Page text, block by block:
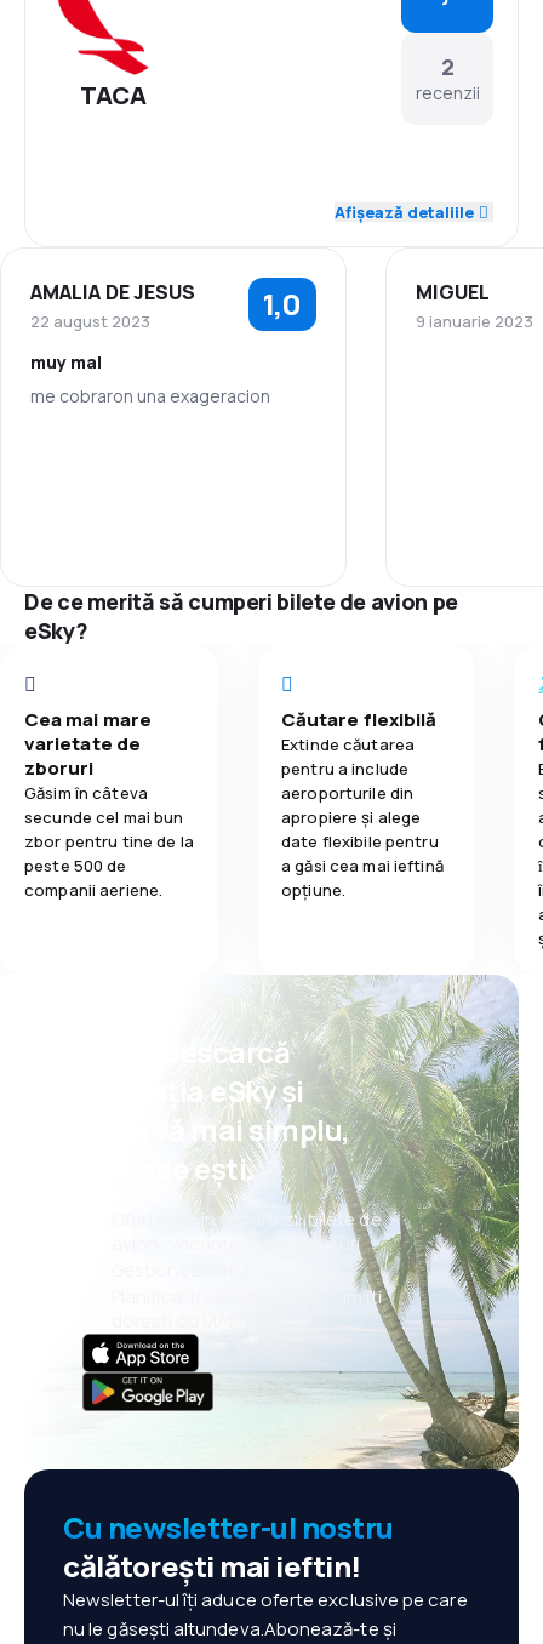
TACA
2
recenzii
Afișează detaliile
AMALIA DE JESUS
22 august 2023 1,0
muy mal
me cobraron una exageracion
MIGUEL
9 ianuarie 2023
De ce merită să cumperi bilete de avion pe
eSky?
Cea mai mare
varietate de
zboruri
Găsim în câteva
secunde cel mai bun
zbor pentru tine de la
peste 500 de
companii aeriene.
Căutare flexibilă
Extinde căutarea
pentru a include
aeroporturile din
apropiere și alege
date flexibile pentru
a găsi cea mai ieftină
opțiune.
Psst! Descarcă
aplicația eSky și
rezervă mai simplu,
oriunde ești.
Oferte noi în fiecare zi: bilete de
avion, vacanțe, city break-uri
Planifică-ți călătoriile așa cum îți
Cu newsletter-ul nostru
călătorești mai ieftin!
Newsletter-ul îți aduce oferte exclusive pe care
nu le găsești altundeva.Abonează-te și